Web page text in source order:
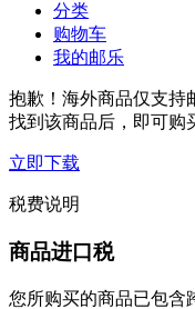
分类
购物车
我的邮乐
抱歉！海外商品仅支持
找到该商品后，即可购
立即下载
税费说明
商品进口税
您所购买的商品已包含